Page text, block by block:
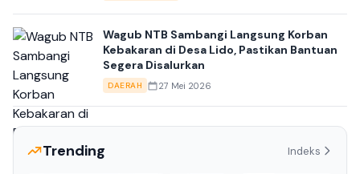
Wagub NTB Sambangi Langsung Korban
Kebakaran di Desa Lido, Pastikan Bantuan
Segera Disalurkan
DAERAH 27 Mei 2026
Trending Indeks